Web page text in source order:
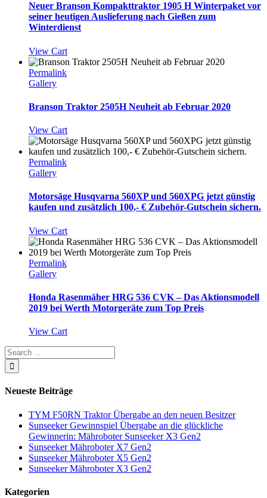
Neuer Branson Kompakttraktor 1905 H Winterpaket vor
seiner heutigen Auslieferung nach Gießen zum
Winterdienst
View Cart
Permalink
Gallery
Branson Traktor 2505H Neuheit ab Februar 2020
View Cart
Permalink
Gallery
Motorsäge Husqvarna 560XP und 560XPG jetzt günstig
kaufen und zusätzlich 100,- € Zubehör-Gutschein sichern.
View Cart
Permalink
Gallery
Honda Rasenmäher HRG 536 CVK – Das Aktionsmodell
2019 bei Werth Motorgeräte zum Top Preis
View Cart
Neueste Beiträge
TYM F50RN Traktor Übergabe an den neuen Besitzer
Sunseeker Gewinnspiel Übergabe an die glückliche
Gewinnerin: Mähroboter Sunseeker X3 Gen2
Sunseeker Mähroboter X7 Gen2
Sunseeker Mähroboter X5 Gen2
Sunseeker Mähroboter X3 Gen2
Kategorien